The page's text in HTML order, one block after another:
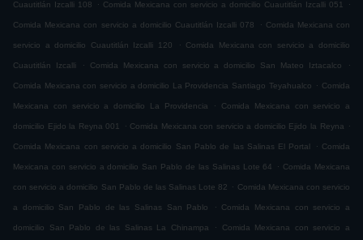
Cuautitlán Izcalli 108 . Comida Mexicana con servicio a domicilio Cuautitlán Izcalli 051 .
Comida Mexicana con servicio a domicilio Cuautitlán Izcalli 078 . Comida Mexicana con
servicio a domicilio Cuautitlán Izcalli 120 . Comida Mexicana con servicio a domicilio
Cuautitlán Izcalli . Comida Mexicana con servicio a domicilio San Mateo Iztacalco .
Comida Mexicana con servicio a domicilio La Providencia Santiago Teyahualco . Comida
Mexicana con servicio a domicilio La Providencia . Comida Mexicana con servicio a
domicilio Ejido la Reyna 001 . Comida Mexicana con servicio a domicilio Ejido la Reyna .
Comida Mexicana con servicio a domicilio San Pablo de las Salinas El Portal . Comida
Mexicana con servicio a domicilio San Pablo de las Salinas Lote 64 . Comida Mexicana
con servicio a domicilio San Pablo de las Salinas Lote 82 . Comida Mexicana con servicio
a domicilio San Pablo de las Salinas San Pablo . Comida Mexicana con servicio a
domicilio San Pablo de las Salinas La Chinampa . Comida Mexicana con servicio a